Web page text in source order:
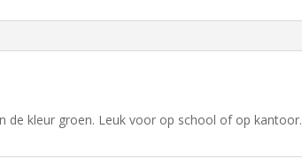
de kleur groen. Leuk voor op school of op kantoor.